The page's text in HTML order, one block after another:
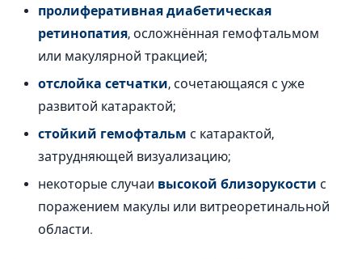
пролиферативная диабетическая
ретинопатия, осложнённая гемофтальмом
или макулярной тракцией;
отслойка сетчатки, сочетающаяся с уже
развитой катарактой;
стойкий гемофтальм с катарактой,
затрудняющей визуализацию;
некоторые случаи высокой близорукости с
поражением макулы или витреоретинальной
области.